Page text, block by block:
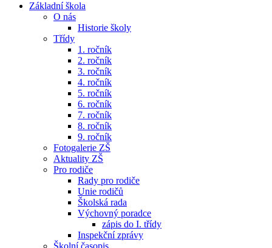
Základní škola
O nás
Historie školy
Třídy
1. ročník
2. ročník
3. ročník
4. ročník
5. ročník
6. ročník
7. ročník
8. ročník
9. ročník
Fotogalerie ZŠ
Aktuality ZŠ
Pro rodiče
Rady pro rodiče
Unie rodičů
Školská rada
Výchovný poradce
zápis do I. třídy
Inspekční zprávy
Školní časopis